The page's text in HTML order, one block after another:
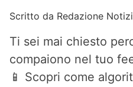
Scritto da Redazione
Ti sei mai chiesto
compaiono nel tuo
📱 Scopri come